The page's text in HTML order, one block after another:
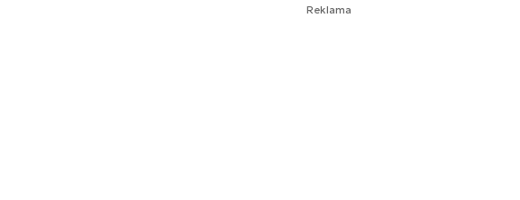
Reklama